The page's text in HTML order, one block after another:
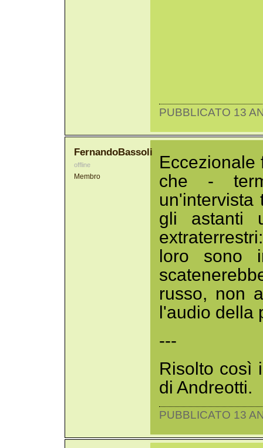
PUBBLICATO 13
FernandoBassoli
offline
Membro
Eccezionale
che -
un'intervista
gli astanti
loro sono
russo, non
l'audio della
---
Risolto così
di Andreotti.
PUBBLICATO 13